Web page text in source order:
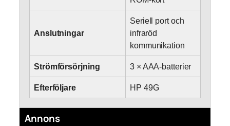
Anslutningar
Seriell port och
infraröd
kommunikation
Strömförsörjning 3 × AAA-batterier
Efterföljare HP 49G
Annons